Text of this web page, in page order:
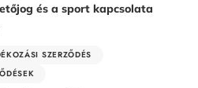
és a sport kapcsolata
SZERZŐDÉS